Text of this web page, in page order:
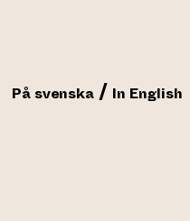
På svenska In English